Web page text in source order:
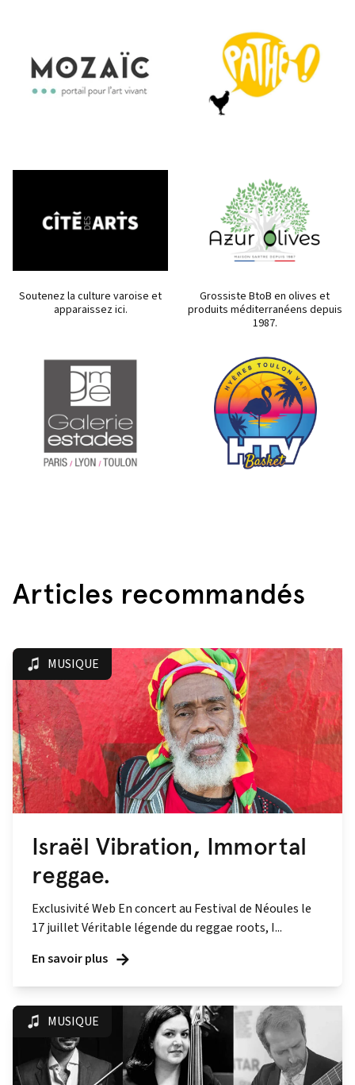
Soutenez la culture varoise et
apparaissez ici.
Grossiste BtoB en olives et
produits méditerranéens depuis
1987.
Articles recommandés
MUSIQUE
Israël Vibration, Immortal
reggae.
Exclusivité Web En concert au Festival de Néoules le
17 juillet Véritable légende du reggae roots, I...
En savoir plus
MUSIQUE